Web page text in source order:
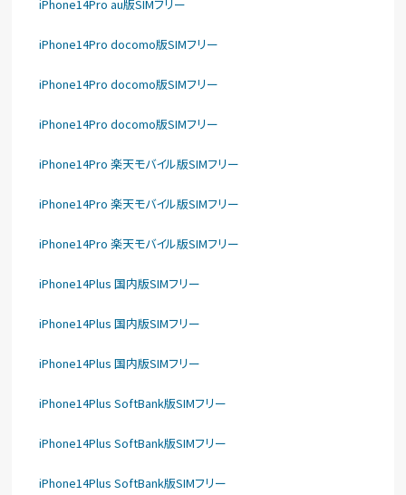
iPhone14Pro au版SIMフリー
iPhone14Pro docomo版SIMフリー
iPhone14Pro docomo版SIMフリー
iPhone14Pro docomo版SIMフリー
iPhone14Pro 楽天モバイル版SIMフリー
iPhone14Pro 楽天モバイル版SIMフリー
iPhone14Pro 楽天モバイル版SIMフリー
iPhone14Plus 国内版SIMフリー
iPhone14Plus 国内版SIMフリー
iPhone14Plus 国内版SIMフリー
iPhone14Plus SoftBank版SIMフリー
iPhone14Plus SoftBank版SIMフリー
iPhone14Plus SoftBank版SIMフリー